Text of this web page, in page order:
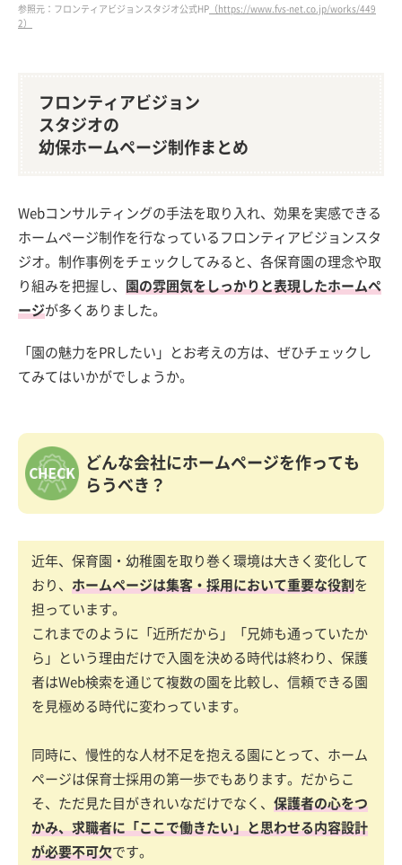
参照元：フロンティアビジョンスタジオ公式HP （https://www.fvs-net.co.jp/works/449
2）
フロンティアビジョン
スタジオの
幼保ホームページ制作まとめ
Webコンサルティングの手法を取り入れ、効果を実感できる
ホームページ制作を行なっているフロンティアビジョンスタ
ジオ。制作事例をチェックしてみると、各保育園の理念や取
り組みを把握し、 園の雰囲気をしっかりと表現したホームペ
ージが多くありました。
「園の魅力をPRしたい」とお考えの方は、ぜひチェックし
てみてはいかがでしょうか。
どんな会社にホームページを作っても
らうべき？
近年、保育園・幼稚園を取り巻く環境は大きく変化して
おり、 ホームページは集客・採用において重要な役割を
担っています。
これまでのように「近所だから」「兄姉も通っていたか
ら」という理由だけで入園を決める時代は終わり、保護
者はWeb検索を通じて複数の園を比較し、信頼できる園
を見極める時代に変わっています。
同時に、慢性的な人材不足を抱える園にとって、ホーム
ページは保育士採用の第一歩でもあります。だからこ
そ、ただ見た目がきれいなだけでなく、 保護者の心をつ
かみ、求職者に「ここで働きたい」と思わせる内容設計
が必要不可欠です。